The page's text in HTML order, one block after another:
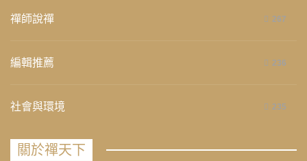
禪師說禪 267
編輯推薦 236
社會與環境 235
關於禪天下